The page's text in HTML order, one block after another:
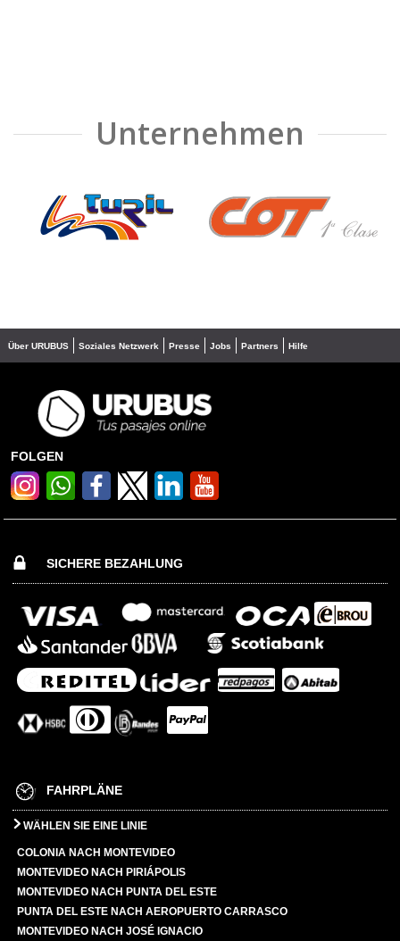
Unternehmen
❮ ❯
Über URUBUS Soziales Netzwerk Presse Jobs Partners Hilfe
FOLGEN
SICHERE BEZAHLUNG
FAHRPLÄNE
WÄHLEN SIE EINE LINIE
COLONIA NACH MONTEVIDEO
MONTEVIDEO NACH PIRIÁPOLIS
MONTEVIDEO NACH PUNTA DEL ESTE
PUNTA DEL ESTE NACH AEROPUERTO CARRASCO
MONTEVIDEO NACH JOSÉ IGNACIO